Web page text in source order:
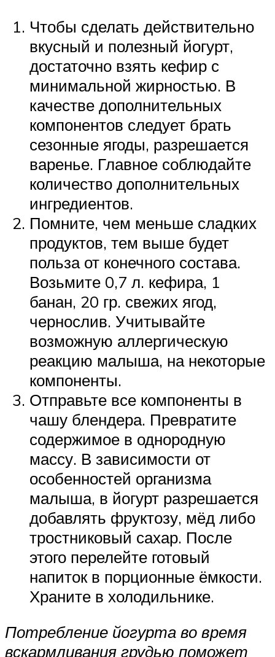
Чтобы сделать действительно
вкусный и полезный йогурт,
достаточно взять кефир с
минимальной жирностью. В
качестве дополнительных
компонентов следует брать
сезонные ягоды, разрешается
варенье. Главное соблюдайте
количество дополнительных
ингредиентов.
Помните, чем меньше сладких
продуктов, тем выше будет
польза от конечного состава.
Возьмите 0,7 л. кефира, 1
банан, 20 гр. свежих ягод,
чернослив. Учитывайте
возможную аллергическую
реакцию малыша, на некоторые
компоненты.
Отправьте все компоненты в
чашу блендера. Превратите
содержимое в однородную
массу. В зависимости от
особенностей организма
малыша, в йогурт разрешается
добавлять фруктозу, мёд либо
тростниковый сахар. После
этого перелейте готовый
напиток в порционные ёмкости.
Храните в холодильнике.
Потребление йогурта во время
вскармливания грудью поможет